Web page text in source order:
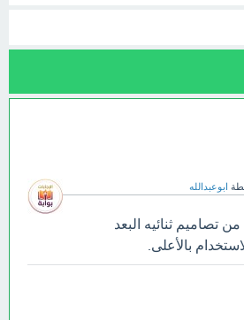
ابوعبدالله
تصاميم ثنائيه البعد
بالأعلى.